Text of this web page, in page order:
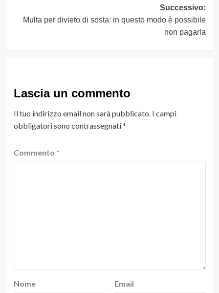
Successivo:
Multa per divieto di sosta: in questo modo è possibile
non pagarla
Lascia un commento
Il tuo indirizzo email non sarà pubblicato. I campi
obbligatori sono contrassegnati*
Commento *
Nome Email